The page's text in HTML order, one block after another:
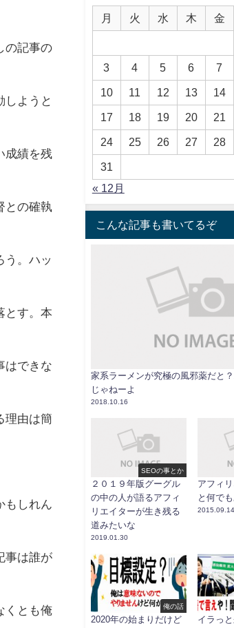
の記事の
しようと
成績を残
との確執
う。ハッ
とす。本
はできな
理由は簡
しれん
事は誰が
くとも俺
月 火 水 木 金
3 4 5 6 7
10 11 12 13 14
17 18 19 20 21
24 25 26 27 28
31
« 12月
こんな記事も書いてるぞ
家系ラーメンが究極の風邪薬だと
じゃねーよ
2018.10.16
SEOの事とか
２０１９年版グーグル
の中の人が語るアフィ
リエイターが生き残る
道みたいな
2019.01.30
アフィ
と何で
2015.09.14
俺の話
2020年の始まりだけど
イラっ